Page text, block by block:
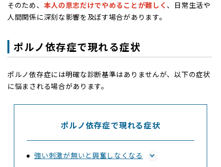
そのため、 本人の意志だけでやめることが難しく 、日常生活や
人間関係に深刻な影響を及ぼす場合があります。
ポルノ依存症で現れる症状
ポルノ依存症には明確な診断基準はありませんが、以下の症状
に悩まされる場合があります。
ポルノ依存症で現れる症状
強い刺激が無いと興奮しなくなる